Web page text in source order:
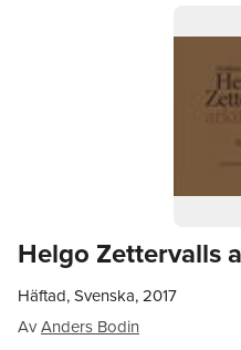
Helgo Zettervalls
Häftad, Svenska, 2017
AvAnders Bodin